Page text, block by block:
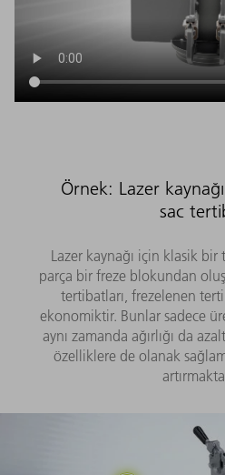
Örnek: Lazer
sac
Lazer kaynağı için klasik
parça bir freze blokundan
tertibatları, frezelenen
ekonomiktir. Bunlar sadece
aynı zamanda ağırlığı da
özelliklere de olanak